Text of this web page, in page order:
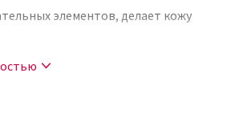
элементов, делает кожу